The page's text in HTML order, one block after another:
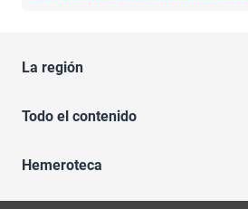
La región
Todo el contenido
Hemeroteca